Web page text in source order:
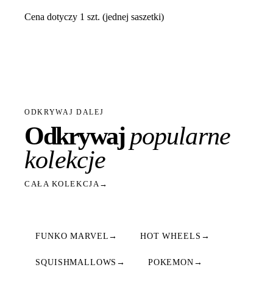
Cena dotyczy 1 szt. (jednej saszetki)
ODKRYWAJ DALEJ
Odkrywajpopularne
kolekcje
CAŁA KOLEKCJA→
FUNKO MARVEL → HOT WHEELS →
SQUISHMALLOWS → POKEMON →